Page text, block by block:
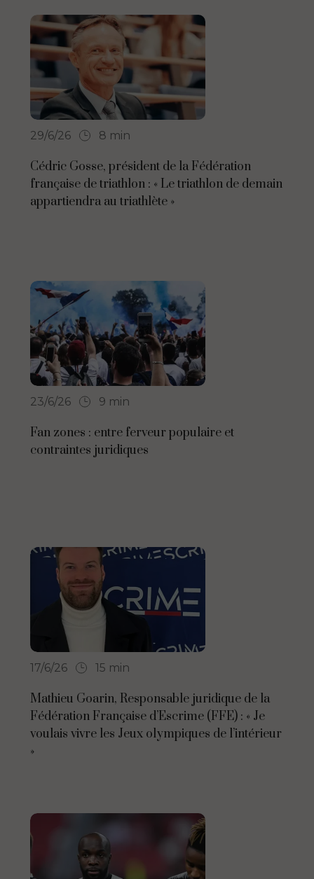
29/6/26 8 min
Cédric Gosse, président de la Fédération
française de triathlon : « Le triathlon de demain
appartiendra au triathlète »
23/6/26 9 min
Fan zones : entre ferveur populaire et
contraintes juridiques
17/6/26 15 min
Mathieu Goarin, Responsable juridique de la
Fédération Française d’Escrime (FFE) : « Je
voulais vivre les Jeux olympiques de l’intérieur
»